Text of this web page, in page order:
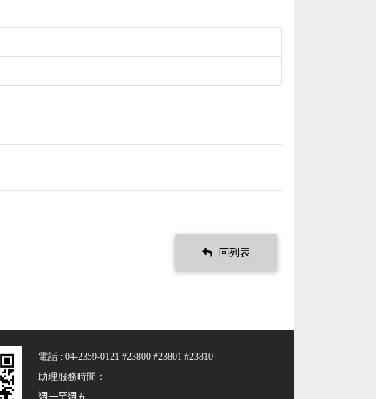
回列表
電話 : 04-2359-0121 #23800 #23801 #23810
助理服務時間：